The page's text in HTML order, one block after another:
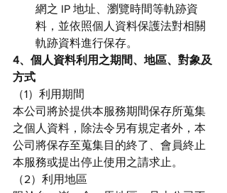
網之 IP 地址、瀏覽時間等軌跡資
料，並依照個人資料保護法對相關
軌跡資料進行保存。
4、個人資料利用之期間、地區、對象及
方式
（1）利用期間
本公司將於提供本服務期間保存所蒐集
之個人資料，除法令另有規定者外，本
公司將保存至蒐集目的終了、會員終止
本服務或提出停止使用之請求止。
（2）利用地區